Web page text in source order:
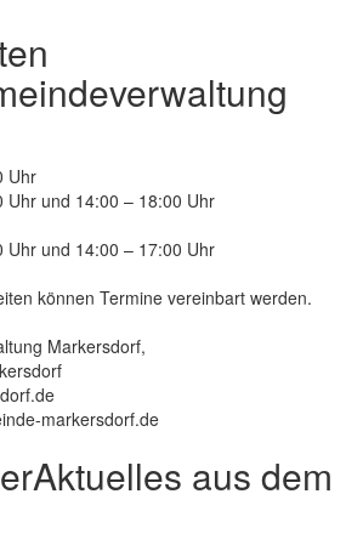
Uhr
Uhr und 14:00 – 18:00 Uhr
Uhr und 14:00 – 17:00 Uhr
können Termine vereinbart werden.
Markersdorf,
markersdorf.de
Aktuelles aus dem